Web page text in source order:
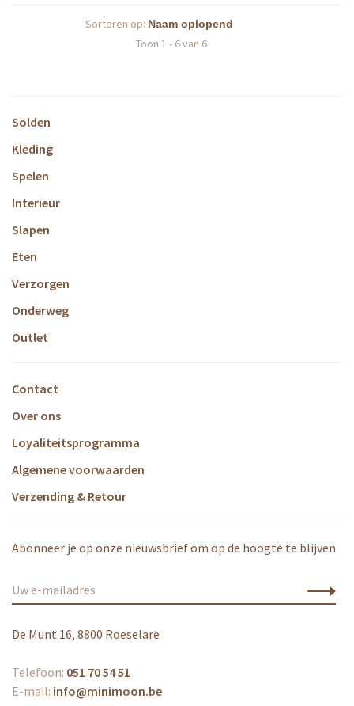
Sorteren op:
Toon 1 - 6 van 6
Solden
Kleding
Spelen
Interieur
Slapen
Eten
Verzorgen
Onderweg
Outlet
Contact
Over ons
Loyaliteitsprogramma
Algemene voorwaarden
Verzending & Retour
Abonneer je op onze nieuwsbrief om op de hoogte te blijven
De Munt 16, 8800 Roeselare
Telefoon: 051 70 54 51
E-mail: info@minimoon.be